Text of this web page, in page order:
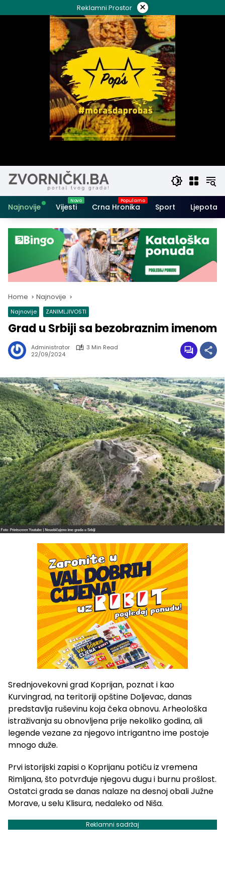
to
Reklamni Prostor ×
Najnovije Vijesti Crna Hronika Sport Ljepota i
Home Najnovije
Najnovije ZANIMLJIVOSTI
Grad u Srbiji sa bezobraznim imenom
Administrator
3 Min Read
22/09/2024
Srednjovekovni grad Koprijan, poznat i kao
Kurvingrad, na teritoriji opštine Doljevac, danas
predstavlja ruševinu koja čeka obnovu. Arheološka
istraživanja su obnovljena prije nekoliko godina, ali
legende vezane za njegovo intrigantno ime postoje
mnogo duže.
Prvi istorijski zapisi o Koprijanu potiču iz vremena
Rimljana, što potvrđuje njegovu dugu i burnu prošlost.
Ostatci grada se danas nalaze na desnoj obali Južne
Morave, u selu Klisura, nedaleko od Niša.
Reklamni sadržaj